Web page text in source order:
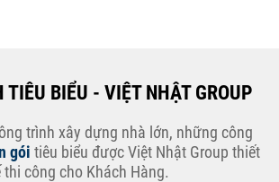
TIÊU BIỂU - VIỆT NHẬT GROUP
trình xây dựng nhà lớn, những công
gói tiêu biểu được Việt Nhật Group thiết
thi công cho Khách Hàng.